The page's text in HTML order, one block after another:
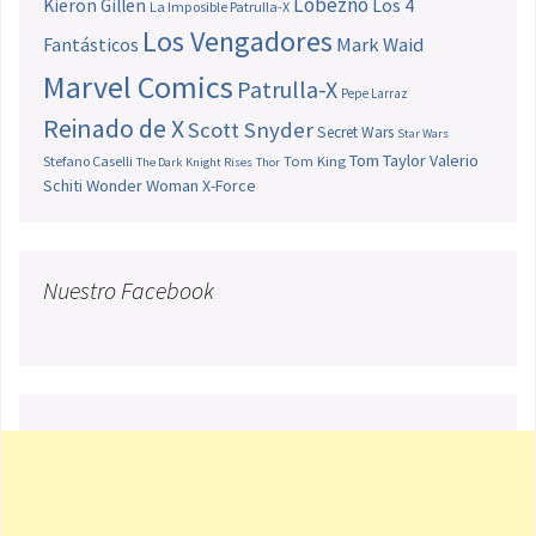
Kieron Gillen La Imposible Patrulla-X
Los 4
Fantásticos Los Vengadores Mark Waid
Marvel Comics Patrulla-X Pepe Larraz
Reinado de XScott SnyderSecret Wars Star Wars
Stefano Caselli The Dark Knight Rises Thor Tom King Tom TaylorValerio
Schiti Wonder Woman X-Force
Nuestro Facebook